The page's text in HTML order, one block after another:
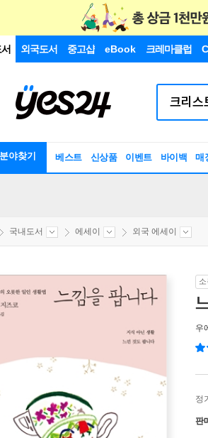
외국도서 중고샵 eBook 크레마클럽
야찾기 베스트 신상품 이벤트 바이백 매
국내도서 에세이 외국 에세이
우
정
판